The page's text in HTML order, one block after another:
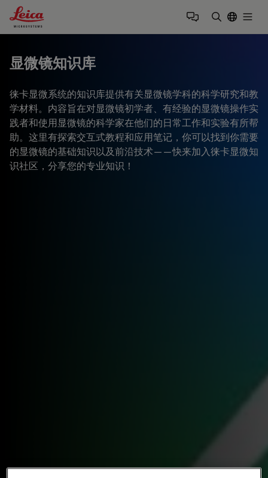
Leica Microsystems Logo
显微镜知识库
徕卡显微系统的知识库提供有关显微镜学科的科学研究和教
学材料。内容旨在对显微镜初学者、有经验的显微镜操作实
践者和使用显微镜的科学家在他们的日常工作和实验有所帮
助。这里有探索交互式教程和应用笔记，你可以找到你需要
的显微镜的基础知识以及前沿技术——快来加入徕卡显微知
识社区，分享您的专业知识！